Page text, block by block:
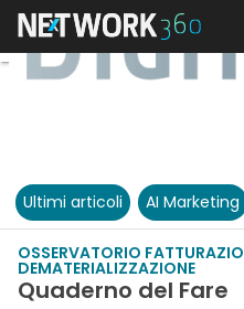
Ultimi articoli AI Marketing
OSSERVATORIO
DEMATERIALIZZAZIONE
Quaderno del Fare